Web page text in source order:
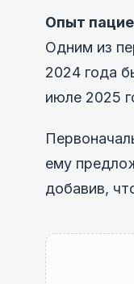
Опыт
Одним из
2024 года
июле 2025
ему
добавив,